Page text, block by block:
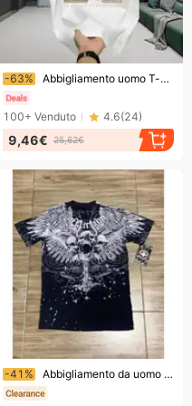
Finendo presto!
-63% Abbigliamento uomo T-shirt unisex in puro cotone, stile estivo, maniche corte, stampa creativa di rose e conigli, top versatile con scollo rotondo per uomo
100+ Venduto 4.6(24)
9,46€ 25,62€
Finendo presto!
-41% Abbigliamento da uomo a maniche corte, maglietta con teschio stampato, versatile, casual, scollo rotondo, maniche corte